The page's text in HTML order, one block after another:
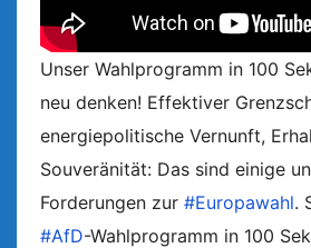
Unser Wahlprogramm in 100
neu denken! Effektiver
energiepolitische Vernunft,
Souveränität: Das sind einige
Forderungen zur #Europawahl.
#AfD-Wahlprogramm in 100